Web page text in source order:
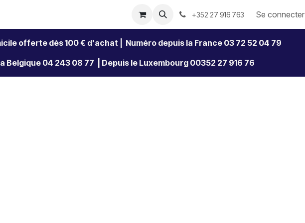
Blog +352 27 916 763 Se connecter
offerte dès 100 € d'achat | Numéro depuis la France 03 72 52 04 79
Belgique 04 243 08 77 | Depuis le Luxembourg 00352 27 916 76